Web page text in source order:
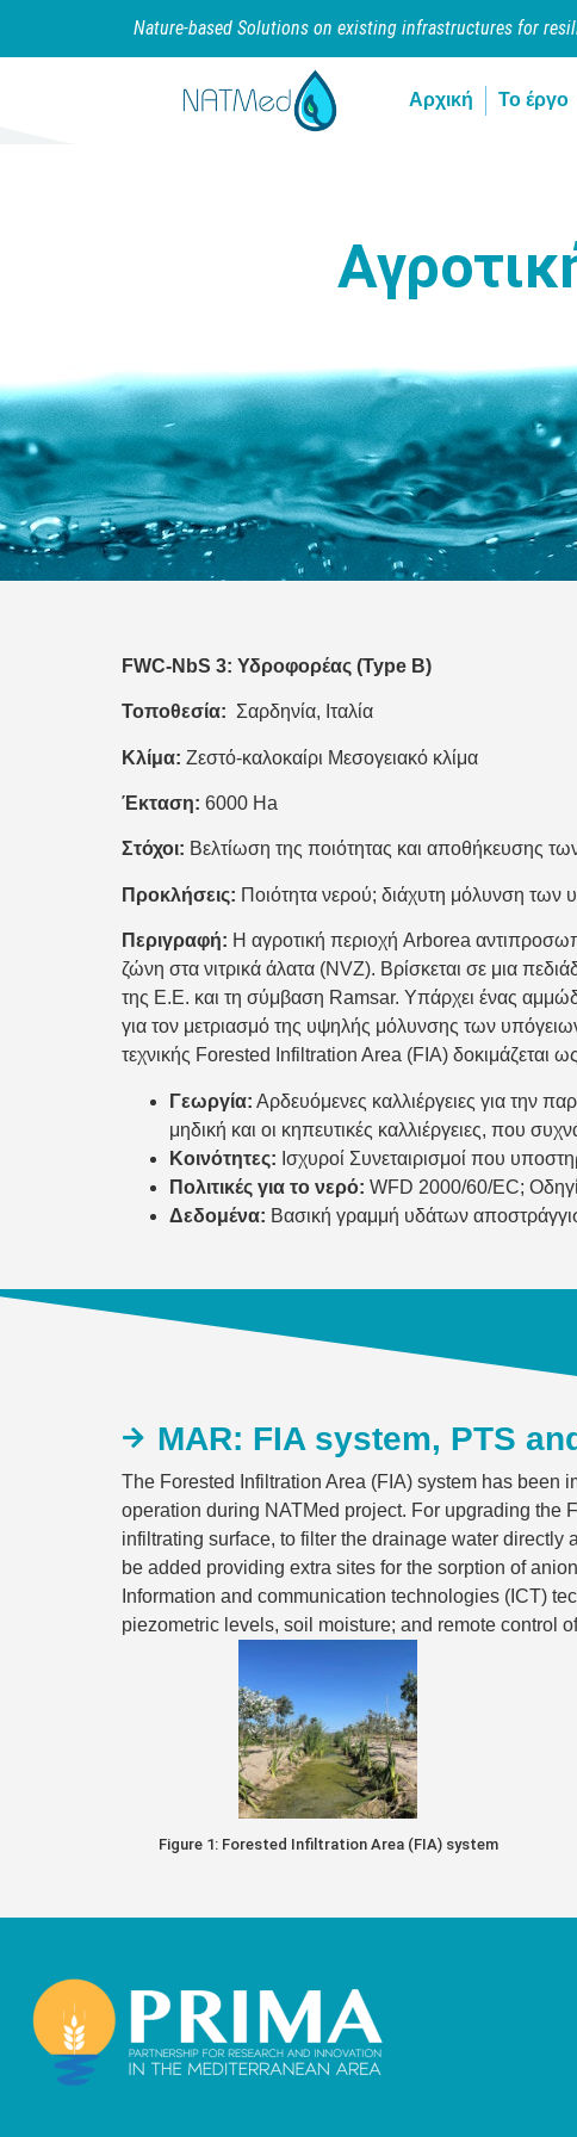
Nature-based Solutions on existing infrastructures for
Αρχική Το έργο
FWC-NbS 3: Υδροφορέας (Type B)
Τοποθεσία: Σαρδηνία, Ιταλία
Κλίμα: Ζεστό-καλοκαίρι Μεσογειακό κλίμα
Έκταση: 6000 Ha
Στόχοι: Βελτίωση της ποιότητας και αποθήκευσης
Προκλήσεις: Ποιότητα νερού; διάχυτη μόλυνση των
Περιγραφή: Η αγροτική περιοχή Arborea
ζώνη στα νιτρικά άλατα (NVZ). Βρίσκεται σε μια
της Ε.Ε. και τη σύμβαση Ramsar. Υπάρχει ένας
για τον μετριασμό της υψηλής μόλυνσης των
τεχνικής Forested Infiltration Area (FIA) δοκιμάζεται
Γεωργία: Αρδευόμενες καλλιέργειες για την
μηδική και οι κηπευτικές καλλιέργειες, που
Κοινότητες: Ισχυροί Συνεταιρισμοί που
Πολιτικές για το νερό: WFD 2000/60/EC;
Δεδομένα: Βασική γραμμή υδάτων
MAR: FIA system, PTS
The Forested Infiltration Area (FIA) system has been
operation during NATMed project. For upgrading the
infiltrating surface, to filter the drainage water directly
be added providing extra sites for the sorption of
Information and communication technologies (ICT)
piezometric levels, soil moisture; and remote control
Figure 1: Forested Infiltration Area (FIA) system